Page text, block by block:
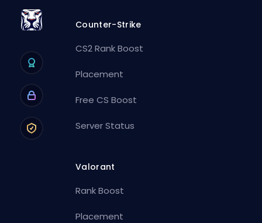
Counter-Strike
CS2 Rank Boost
Placement
Free CS Boost
Server Status
Valorant
Rank Boost
Placement